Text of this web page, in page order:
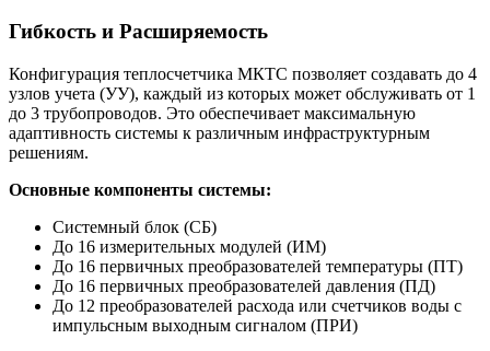
Гибкость и Расширяемость
Конфигурация теплосчетчика МКТС позволяет создавать до 4
узлов учета (УУ), каждый из которых может обслуживать от 1
до 3 трубопроводов. Это обеспечивает максимальную
адаптивность системы к различным инфраструктурным
решениям.
Основные компоненты системы:
Системный блок (СБ)
До 16 измерительных модулей (ИМ)
До 16 первичных преобразователей температуры (ПТ)
До 16 первичных преобразователей давления (ПД)
До 12 преобразователей расхода или счетчиков воды с
импульсным выходным сигналом (ПРИ)